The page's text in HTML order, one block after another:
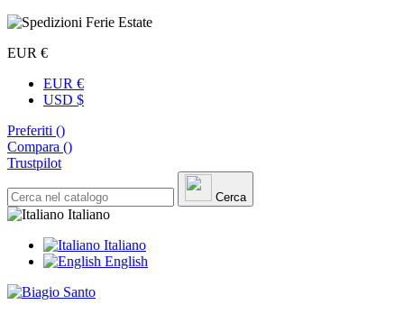
EUR €
EUR €
USD $
Preferiti ()
Compara ()
Trustpilot
Cerca
Italiano
Italiano
English